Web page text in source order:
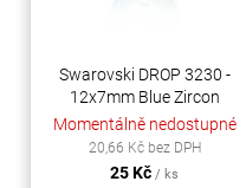
Swarovski DROP 3230 -
12x7mm Blue Zircon
Momentálně nedostupné
20,66 Kč bez DPH
25 Kč / ks